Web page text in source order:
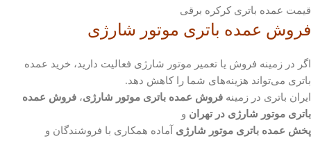
قیمت عمده باتری کرکره برقی
فروش عمده باتری موتور شارژی
اگر در زمینه فروش یا تعمیر موتور شارژی فعالیت دارید، خرید عمده
باتری می‌تواند هزینه‌های شما را کاهش دهد.
ایران باتری در زمینه فروش عمده باتری موتور شارژی، فروش عمده
باتری موتور شارژی در تهران و
پخش عمده باتری موتور شارژی آماده همکاری با فروشندگان و